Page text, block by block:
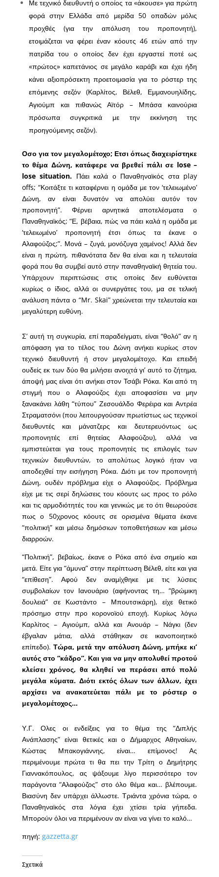
Με τεχνικό διευθυντή ο οποίος τα «άκουσε» για πρώτη
φορά στην Ελλάδα από μερίδα 50 οπαδών μόλις
προχθές (για την απόλυση του προπονητή),
ετοιμάζεται να φέρει έναν κόουτς 46 ετών από την
πατρίδα του ο οποίος δεν έχει εργαστεί ποτέ ως
«πρώτος» καπετάνιος σε μεγάλο καράβι και έχει ήδη
κάνει αξιοπρόσεκτη προετοιμασία για το ρόστερ της
επόμενης σεζόν (Καρλίτος, Βέλεθ, Εμμανουηλίδης,
Αγιούμπ και πιθανώς Αϊτόρ – Μπάσα καινούρια
πρόσωπα συγκριτικά με την εκκίνηση της
προηγούμενης σεζόν).
Οσο για τον μεγαλομέτοχο; Ετσι όπως διαχειρίστηκε
το θέμα Δώνη, κατάφερε να βρεθεί πάλι σε lose –
lose situation. Πάει καλά ο Παναθηναϊκός στα play
offs; “Κοιτάξτε τι καταφέρνει η ομάδα με τον ‘τελειωμένο’
Δώνη, αν είναι δυνατόν να απολύει αυτόν τον
προπονητή”. Φέρνει αρνητικά αποτελέσματα ο
Παναθηναϊκός; “Ε, βέβαια, πώς να πάει καλά η ομάδα με
‘τελειωμένο’ προπονητή έτσι όπως τα έκανε ο
Αλαφούζος;”. Μονά – ζυγά, μονόζυγα χαμένος! Αλλά δεν
είναι η πρώτη, πιθανότατα δεν θα είναι και η τελευταία
φορά που θα συμβεί αυτό στην παναθηναϊκή θητεία του.
Υπάρχουν περιπτώσεις στις οποίες δεν ευθύνεται
κυρίως ο ίδιος, αλλά οι συνεργάτες του, μα σε τελική
ανάλυση πάντα ο “Mr. Skai”χρεώνεται την τελευταία και
μεγαλύτερη ευθύνη.
Σ’ αυτή τη συγκυρία, επί παραδείγματι, είναι “θολό” αν η
απόφαση για το τέλος του Δώνη ανήκει κυρίως στον
τεχνικό διευθυντή ή στον μεγαλομέτοχο. Και επειδή
ουδείς εκ των δύο θα μιλήσει ανοιχτά γι’ αυτό το ζήτημα,
άποψή μας είναι ότι ανήκει στον Τσάβι Ρόκα. Και από τη
στιγμή που ο Αλαφούζος έχει αποφασίσει να μην
ξανακάνει λάθη “τύπου” Ζεσουάλδο Φερέιρα και Αντρέα
Στραματσόνι (που λειτουργούσαν πρωτίστως ως τεχνικοί
διευθυντές και μάνατζερς και δευτερευόντως ως
προπονητές επί θητείας Αλαφούζου), αλλά να
εμπιστεύεται για τους προπονητές τις επιλογές των
τεχνικών διευθυντών, το απολύτως λογικό ήταν να
αποδεχθεί την εισήγηση Ρόκα. Διότι με τον προπονητή
Δώνη, ουδέν πρόβλημα είχε ο Αλαφούζος. Πρόβλημα
είχε με τις σερί δηλώσεις του κόουτς ως προς το ρόλο
και τις αρμοδιότητές του και γενικώς με το ότι θεωρούσε
πως ο 50χρονος κόουτς σε ορισμένα θέματα έκανε
“πολιτική” και μέσω δημόσιων τοποθετήσεων και μέσω
διαρροών.
“Πολιτική”, βεβαίως, έκανεο Ρόκα από ένα σημείο και
μετά. Είτε για “άμυνα” στην περίπτωση Βέλεθ, είτε και για
“επίθεση”. Αφού δεν αναμίχθηκε με τις λύσεις
συμβολαίων τον Ιανουάριο (αφήνοντας τη… “βρώμικη
δουλειά” σε Κωστάντο – Μπουτσικάρη), είχε θετικό
πρόσημο στην προ κορονοϊού εποχή. Κυρίως λόγω
Καρλίτος – Αγιούμπ, αλλά και Ανουάρ – Νάγκι (δεν
έβγαλαν μάτια, αλλά στάθηκαν σε ικανοποιητικό
επίπεδο). Τώρα, μετά την απόλυση Δώνη, μπήκε κι’
αυτός στο “κάδρο”. Και για να μην απολυθεί προτού
κλείσει χρόνος, θα κληθεί να περάσει από πολύ
μεγάλα κύματα. Διότι εκτός όλων των άλλων, έχει
αρχίσει να ανακατεύεται πάλι με το ρόστερ ο
μεγαλομέτοχος…
Υ.Γ. Ολες οι ενδείξεις για το θέμα της “Διπλής
Ανάπλασης” είναι θετικές και ο Δήμαρχος Αθηναίων,
Κώστας Μπακογιάννης, είναι… επίμονος! Ας
περιμένουμε πρώτα τι θα πει την Τρίτη ο Δημήτρης
Γιαννακόπουλος, ας ψάξουμε λίγο περισσότερο τον
παράγοντα “Αλαφούζος” στο όλο θέμα και… βλέπουμε.
Βιασύνη δεν υπάρχει άλλωστε. Τριάντα χρόνια τώρα, ο
Παναθηναϊκός στα λόγια έχει χτίσει τρία γήπεδα.
Mπορούν όλοι να περιμένουν αν είναι να γίνει το καλό…
πηγή: gazzetta.gr
Σχετικά